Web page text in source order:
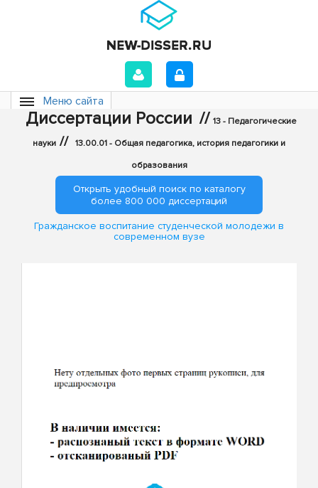
Меню сайта
Диссертации России // 13 - Педагогические
науки // 13.00.01 - Общая педагогика, история педагогики и
образования
Открыть удобный поиск по каталогу
более 800 000 диссертаций
Гражданское воспитание студенческой молодежи в
современном вузе